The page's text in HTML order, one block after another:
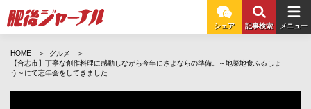
シェア 記事検索 メニュー
HOME
グルメ
【合志市】丁寧な創作料理に感動しながら今年にさよならの準備。～地菜地食ふるしょ
う～にて忘年会をしてきました